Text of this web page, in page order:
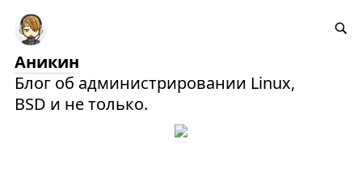
Аникин
Блог об администрировании Linux,
BSD и не только.